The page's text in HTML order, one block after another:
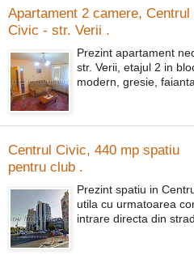
Apartament 2 camere, Centrul
Civic - str. Verii .
Prezint apartament
str. Verii, etajul 2 in
modern, gresie,
Centrul Civic, 440 mp spatiu
pentru club .
Prezint spatiu in
utila cu urmatoarea
intrare directa din